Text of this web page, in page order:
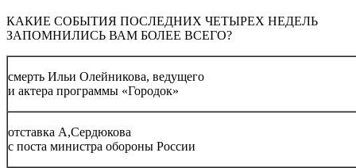
КАКИЕ СОБЫТИЯ ПОСЛЕДНИХ ЧЕТЫРЕХ НЕДЕЛЬ
ЗАПОМНИЛИСЬ ВАМ БОЛЕЕ ВСЕГО?
смерть Ильи Олейникова, ведущего
и актера программы «Городок»
отставка А,Сердюкова
с поста министра обороны России